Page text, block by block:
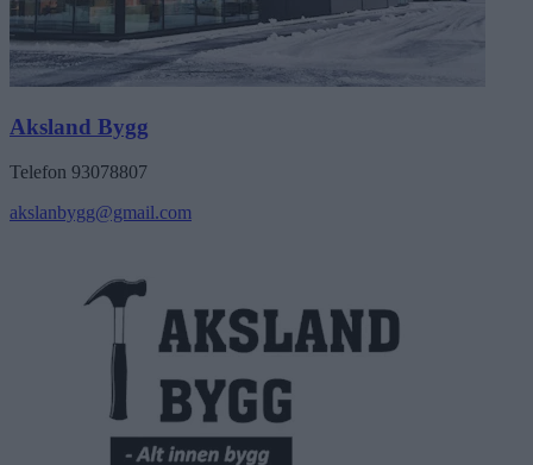
Aksland Bygg
Telefon 93078807
akslanbygg@gmail.com